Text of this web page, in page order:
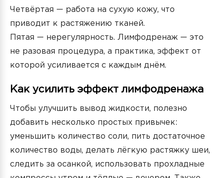
Четвёртая — работа на сухую кожу, что
приводит к растяжению тканей.
Пятая — нерегулярность. Лимфодренаж — это
не разовая процедура, а практика, эффект от
которой усиливается с каждым днём.
Как усилить эффект лимфодренажа
Чтобы улучшить вывод жидкости, полезно
добавить несколько простых привычек:
уменьшить количество соли, пить достаточное
количество воды, делать лёгкую растяжку шеи,
следить за осанкой, использовать прохладные